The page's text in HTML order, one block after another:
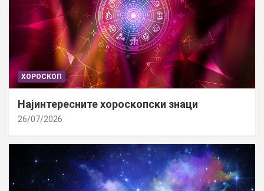
ХОРОСКОП
Најинтересните хороскопски знаци
26/07/2026